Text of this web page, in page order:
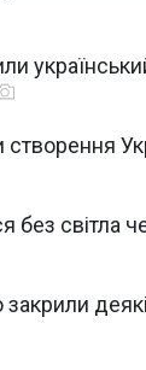
світла